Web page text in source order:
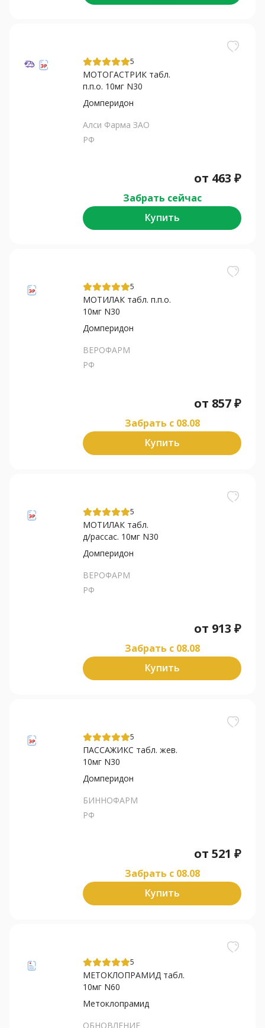
5
МОТОГАСТРИК табл.
п.п.о. 10мг N30
Домперидон
Алси Фарма ЗАО
РФ
от 463 ₽
Забрать сейчас
Купить
5
МОТИЛАК табл. п.п.о.
10мг N30
Домперидон
ВЕРОФАРМ
РФ
от 857₽
Забрать c 08.08
Купить
5
МОТИЛАК табл.
д/рассас. 10мг N30
Домперидон
ВЕРОФАРМ
РФ
от 913 ₽
Забрать c 08.08
Купить
5
ПАССАЖИКС табл. жев.
10мг N30
Домперидон
БИННОФАРМ
РФ
от 521 ₽
Забрать c 08.08
Купить
5
МЕТОКЛОПРАМИД табл.
10мг N60
Метоклопрамид
ОБНОВЛЕНИЕ